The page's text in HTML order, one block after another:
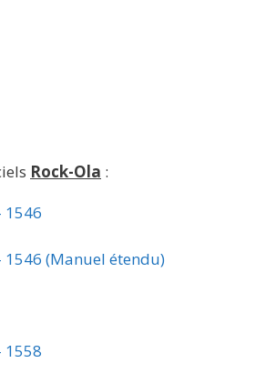
Rock-Ola :
1546
1546 (Manuel étendu)
1558